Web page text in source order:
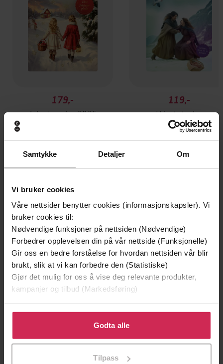
Samtykke Detaljer Om
Vi bruker cookies
Våre nettsider benytter cookies (informasjonskapsler). Vi
bruker cookies til:
Nødvendige funksjoner på nettsiden (Nødvendige)
Forbedrer opplevelsen din på vår nettside (Funksjonelle)
Gir oss en bedre forståelse for hvordan nettsiden vår blir
brukt, slik at vi kan forbedre den (Statistiske)
Gjør det mulig for oss å vise deg relevante produkter,
kampanjer og tilbud (Markedsføring)
Klikk på «Godta alle» for å gi oss ditt samtykke til å
bruke cookies for alle disse formålene. Du kan også
tilpasse ditt samtykke til spesifikke formål ved å klikke
Godta alle
Tilpass
179,-
Julestemning 2025
119,-
I hjertets dyp
Anne Marie Meyer
Andre har også kjøpt